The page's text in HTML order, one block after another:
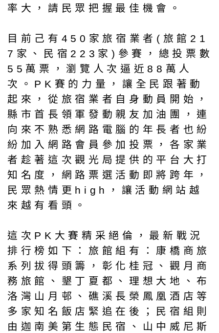
率大，請民眾把握最佳機會。
目前己有450家旅宿業者(旅館21
7家、民宿223家)參賽，總投票數
55萬票，瀏覽人次逼近88萬人
次。PK賽的力量，讓全民跟著動
起來，從旅宿業者自身動員開始，
縣市首長領軍發動親友加油團，連
向來不熟悉網路電腦的年長者也紛
紛加入網路會員參加投票，各家業
者趁著這次觀光局提供的平台大打
知名度，網路票選活動即將跨年，
民眾熱情更high，讓活動網站越
來越有看頭。
這次PK大賽精采絕倫，最新戰況
排行榜如下：旅館組有：康橋商旅
系列拔得頭籌，彰化桂冠、觀月商
務旅館、墾丁夏都、理想大地、布
洛灣山月邨、礁溪長榮鳳凰酒店等
多家知名飯店緊追在後；民宿組則
由迦南美第生態民宿、山中威尼斯